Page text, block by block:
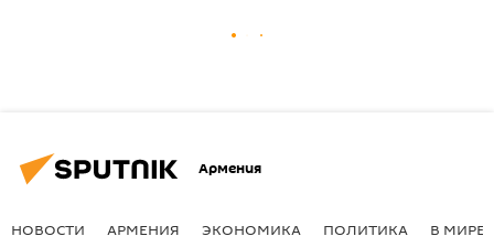
Армения
НОВОСТИ АРМЕНИЯ ЭКОНОМИКА ПОЛИТИКА В МИРЕ